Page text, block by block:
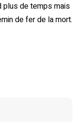
plus de temps mais
de fer de la mort.